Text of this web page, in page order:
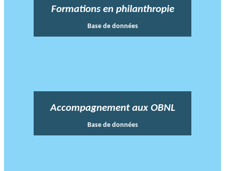
Formations en philanthropie
Base de données
Accompagnement aux OBNL
Base de données